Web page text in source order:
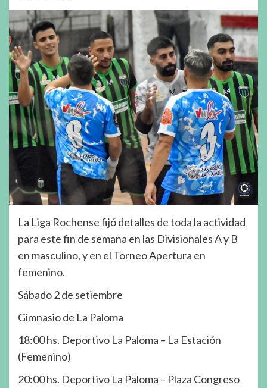
La Liga Rochense fijó detalles de toda la actividad
para este fin de semana en las Divisionales A y B
en masculino, y en el Torneo Apertura en
femenino.
Sábado 2 de setiembre
Gimnasio de La Paloma
18:00 hs. Deportivo La Paloma – La Estación
(Femenino)
20:00 hs. Deportivo La Paloma – Plaza Congreso